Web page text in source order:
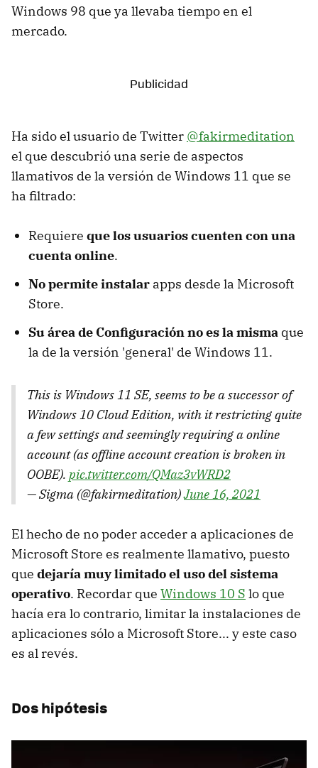
Windows 98 que ya llevaba tiempo en el
mercado.
Ha sido el usuario de Twitter @fakirmeditation
el que descubrió una serie de aspectos
llamativos de la versión de Windows 11 que se
ha filtrado:
Requiere que los usuarios cuenten con una
cuenta online.
No permite instalar apps desde la Microsoft
Store.
Su área de Configuración no es la misma que
la de la versión 'general' de Windows 11.
This is Windows 11 SE, seems to be a successor of
Windows 10 Cloud Edition, with it restricting quite
a few settings and seemingly requiring a online
account (as offline account creation is broken in
OOBE). pic.twitter.com/QMaz3vWRD2
— Sigma (@fakirmeditation)June 16, 2021
El hecho de no poder acceder a aplicaciones de
Microsoft Store es realmente llamativo, puesto
que dejaría muy limitado el uso del sistema
operativo. Recordar que Windows 10 S lo que
hacía era lo contrario, limitar la instalaciones de
aplicaciones sólo a Microsoft Store... y este caso
es al revés.
Dos hipótesis